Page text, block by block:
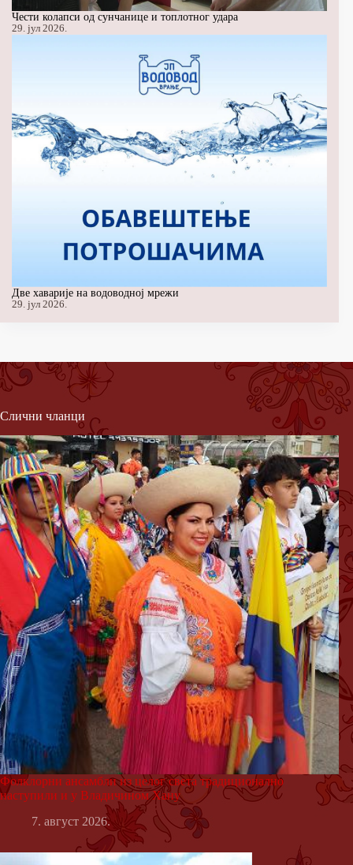
Чести колапси од сунчанице и топлотног удара
29. јул 2026.
Две хаварије на водоводној мрежи
29. јул 2026.
Слични чланци
Фолклорни ансамбли из целог света традиционално
наступили и у Владичином Хану
7. август 2026.